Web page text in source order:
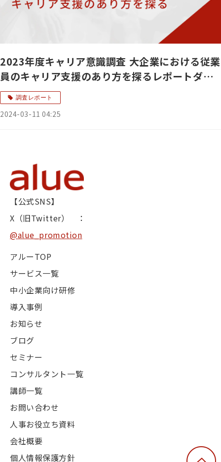
2023年度キャリア意識調査 大企業における従業
員のキャリア支援のあり方を探るレポートダウ
ンロード
調査レポート
2024-03-11 04:25
【公式SNS】
X（旧Twitter） ：
@alue_promotion
アルーTOP
サービス一覧
中小企業向け研修
導入事例
お知らせ
ブログ
セミナー
コンサルタント一覧
講師一覧
お問い合わせ
人事お役立ち資料
会社概要
個人情報保護方針